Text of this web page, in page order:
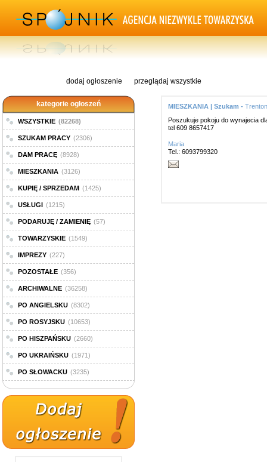
dodaj ogłoszenie przeglądaj wszystkie
kategorie ogłoszeń
WSZYSTKIE (82268)
SZUKAM PRACY (2306)
DAM PRACĘ (8928)
MIESZKANIA (3126)
KUPIĘ / SPRZEDAM (1425)
USŁUGI (1215)
PODARUJĘ / ZAMIENIĘ (57)
TOWARZYSKIE (1549)
IMPREZY (227)
POZOSTAŁE (356)
ARCHIWALNE (36258)
PO ANGIELSKU (8302)
PO ROSYJSKU (10653)
PO HISZPAŃSKU (2660)
PO UKRAIŃSKU (1971)
PO SŁOWACKU (3235)
MIESZKANIA | Szukam -
Poszukuje pokoju do wynajecia
tel 609 8657417
Maria
Tel.: 6093799320